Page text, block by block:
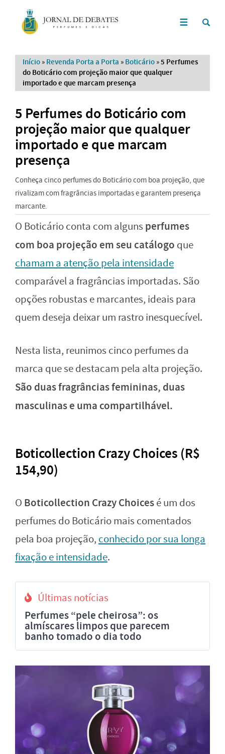
Início » Revenda Porta a Porta » Boticário »5 Perfumes
do Boticário com projeção maior que qualquer
importado e que marcam presença
5 Perfumes do Boticário com
projeção maior que qualquer
importado e que marcam
presença
Conheça cinco perfumes do Boticário com boa projeção, que
rivalizam com fragrâncias importadas e garantem presença
marcante.
O Boticário conta com alguns perfumes
com boa projeção em seu catálogo que
chamam a atenção pela intensidade
comparável a fragrâncias importadas. São
opções robustas e marcantes, ideais para
quem deseja deixar um rastro inesquecível.
Nesta lista, reunimos cinco perfumes da
marca que se destacam pela alta projeção.
São duas fragrâncias femininas, duas
masculinas e uma compartilhável.
Boticollection Crazy Choices (R$
154,90)
O Boticollection Crazy Choicesé um dos
perfumes do Boticário mais comentados
pela boa projeção, conhecido por sua longa
fixação e intensidade.
Últimas notícias
Perfumes “pele cheirosa”: os
almíscares limpos que parecem
banho tomado o dia todo